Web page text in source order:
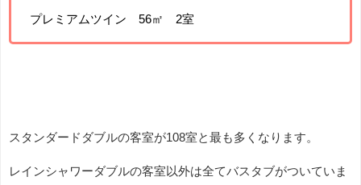
プレミアムツイン 56㎡ 2室
スタンダードダブルの客室が108室と最も多くなります。
レインシャワーダブルの客室以外は全てバスタブがついていま